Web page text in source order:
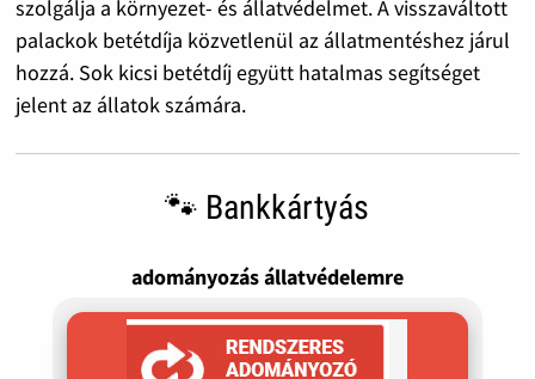
szolgálja a környezet- és állatvédelmet. A visszaváltott
palackok betétdíja közvetlenül az állatmentéshez járul
hozzá. Sok kicsi betétdíj együtt hatalmas segítséget
jelent az állatok számára.
🐾 Bankkártyás
adományozás állatvédelemre